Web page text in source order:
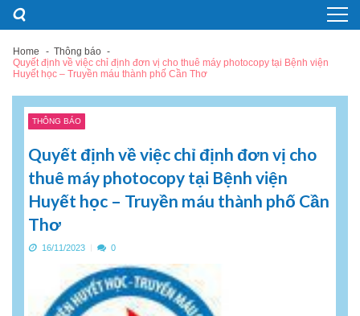
Skip
navigation
Skip
content
Home
Thông báo
Quyết định về việc chỉ định đơn vị cho thuê máy photocopy tại Bệnh viện
Huyết học – Truyền máu thành phố Cần Thơ
THÔNG BÁO
Quyết định về việc chỉ định đơn vị cho
thuê máy photocopy tại Bệnh viện
Huyết học – Truyền máu thành phố Cần
Thơ
16/11/2023 0